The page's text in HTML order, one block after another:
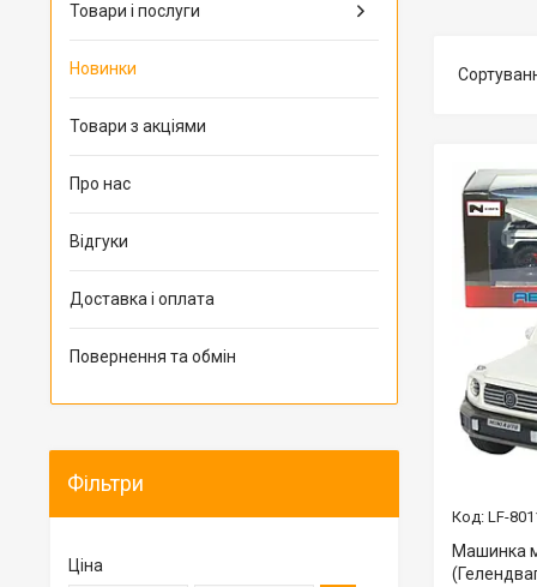
LF-
Машинка
Товари і послуги
Новинки
Товари з акціями
Про нас
Відгуки
Доставка і оплата
Повернення та обмін
Фільтри
Ціна